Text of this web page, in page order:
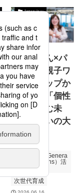
Interview
誠お兄さん×パ
ーソルの親子ワ
ークショップか
ら見えた「個性
を彩り育む未
来」と互いの大
共感
FR（Future Genera
tions Relations）活
動
次世代育成